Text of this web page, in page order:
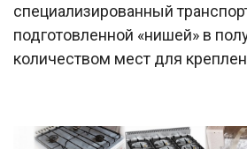
специализированный
подготовленной «нишей» в
количеством мест для